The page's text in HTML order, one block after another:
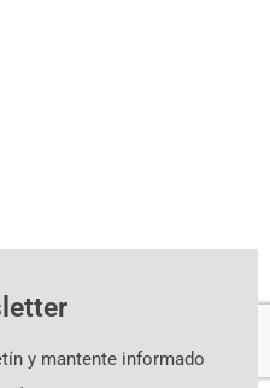
y mantente informado